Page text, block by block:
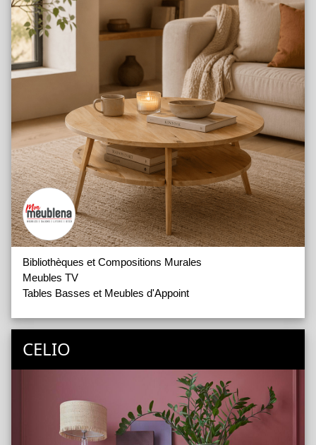
Bibliothèques et Compositions Murales
Meubles TV
Tables Basses et Meubles d'Appoint
CELIO